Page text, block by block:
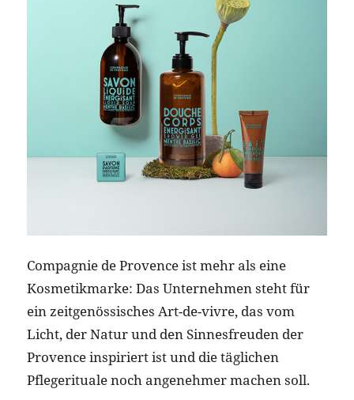
Compagnie de Provence ist mehr als eine
Kosmetikmarke: Das Unternehmen steht für
ein zeitgenössisches Art-de-vivre, das vom
Licht, der Natur und den Sinnesfreuden der
Provence inspiriert ist und die täglichen
Pflegerituale noch angenehmer machen soll.